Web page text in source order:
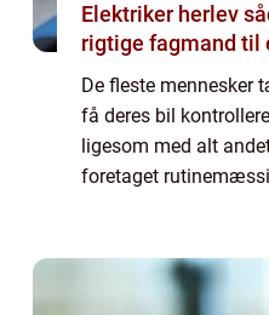
Elektriker herlev sådan vælger du den
rigtige fagmand til
De fleste mennesker
få deres bil
ligesom med alt
foretaget